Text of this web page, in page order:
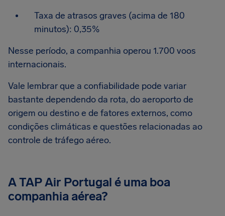
Taxa de atrasos graves (acima de 180
minutos): 0,35%
Nesse período, a companhia operou 1.700 voos
internacionais.
Vale lembrar que a confiabilidade pode variar
bastante dependendo da rota, do aeroporto de
origem ou destino e de fatores externos, como
condições climáticas e questões relacionadas ao
controle de tráfego aéreo.
A TAP Air Portugal é uma boa
companhia aérea?